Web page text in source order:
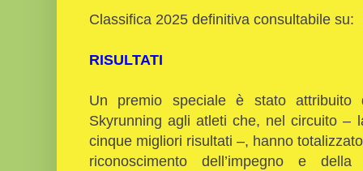
Classifica 2025 definitiva consultabile su:
RISULTATI
Un premio speciale è stato attribuito
Skyrunning agli atleti che, nel circuito –
cinque migliori risultati –, hanno
riconoscimento dell’impegno e